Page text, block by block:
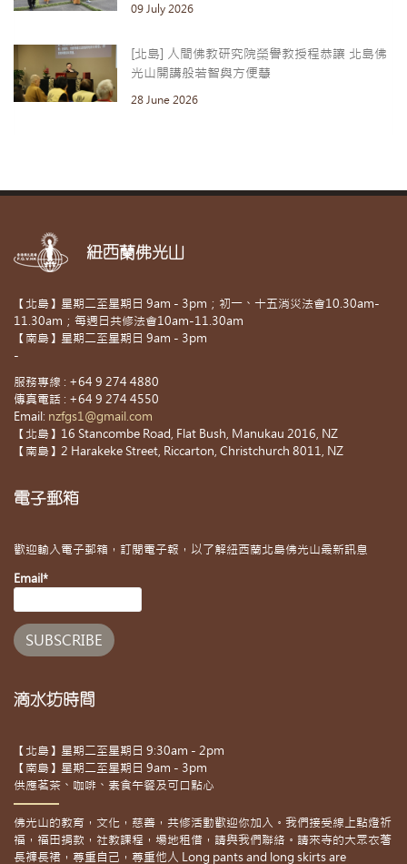
09 July 2026
[北島] 人間佛教研究院榮譽教授程恭讓 北島佛
光山開講般若智與方便慧
28 June 2026
紐西蘭佛光山
【北島】星期二至星期日 9am - 3pm；初一、十五消災法會10.30am-
11.30am；每週日共修法會10am-11.30am
【南島】星期二至星期日 9am - 3pm
-
服務專線 : +64 9 274 4880
傳真電話 : +64 9 274 4550
Email: nzfgs1@gmail.com
【北島】16 Stancombe Road, Flat Bush, Manukau 2016, NZ
【南島】2 Harakeke Street, Riccarton, Christchurch 8011, NZ
電子郵箱
歡迎輸入電子郵箱，訂閱電子報，以了解紐西蘭北島佛光山最新訊息
Email*
滴水坊時間
【北島】星期二至星期日 9:30am - 2pm
【南島】星期二至星期日 9am - 3pm
供應茗茶、咖啡、素食午餐及可口點心
佛光山的教育，文化，慈善，共修活動歡迎你加入。我們接受線上點燈祈
福，福田捐款，社教課程，場地租借，請與我們聯絡。請來寺的大眾衣著
長褲長裙，尊重自己，尊重他人 Long pants and long skirts are